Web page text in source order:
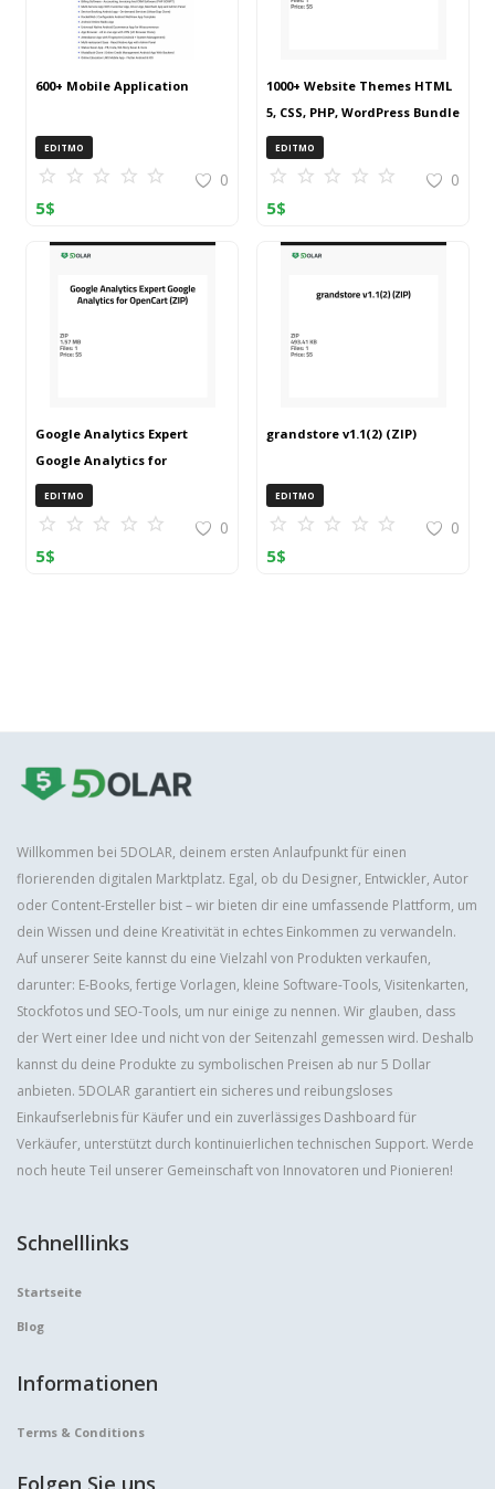
600+ Mobile Application
EDITMO
0
5$
1000+ Website Themes HTML
5, CSS, PHP, WordPress Bundle
20240917T145511Z 001 (ZIP)
EDITMO
0
5$
Google Analytics Expert
Google Analytics for
OpenCart (ZIP)
EDITMO
0
5$
grandstore v1.1(2) (ZIP)
EDITMO
0
5$
Willkommen bei 5DOLAR, deinem ersten Anlaufpunkt für einen
florierenden digitalen Marktplatz. Egal, ob du Designer, Entwickler, Autor
oder Content-Ersteller bist – wir bieten dir eine umfassende Plattform, um
dein Wissen und deine Kreativität in echtes Einkommen zu verwandeln.
Auf unserer Seite kannst du eine Vielzahl von Produkten verkaufen,
darunter: E-Books, fertige Vorlagen, kleine Software-Tools, Visitenkarten,
Stockfotos und SEO-Tools, um nur einige zu nennen. Wir glauben, dass
der Wert einer Idee und nicht von der Seitenzahl gemessen wird. Deshalb
kannst du deine Produkte zu symbolischen Preisen ab nur 5 Dollar
anbieten. 5DOLAR garantiert ein sicheres und reibungsloses
Einkaufserlebnis für Käufer und ein zuverlässiges Dashboard für
Verkäufer, unterstützt durch kontinuierlichen technischen Support. Werde
noch heute Teil unserer Gemeinschaft von Innovatoren und Pionieren!
Schnelllinks
Startseite
Blog
Informationen
Terms & Conditions
Folgen Sie uns